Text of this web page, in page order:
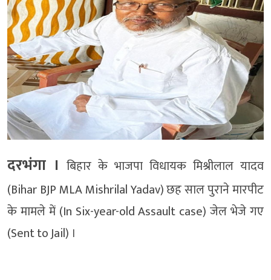
दरभंगा । बिहार के भाजपा विधायक मिश्रीलाल यादव
(Bihar BJP MLA Mishrilal Yadav) छह साल पुराने मारपीट
के मामले में (In Six-year-old Assault case) जेल भेजे गए
(Sent to Jail) ।